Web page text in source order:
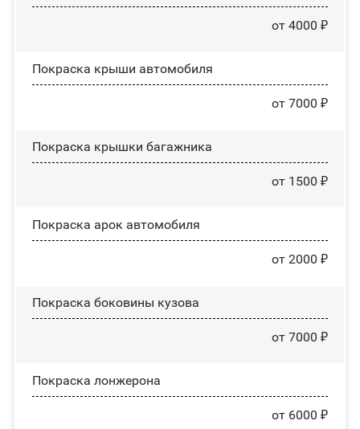
от 4000 ₽
Покраска крыши автомобиля
от 7000 ₽
Покраска крышки багажника
от 1500 ₽
Покраска арок автомобиля
от 2000 ₽
Покраска боковины кузова
от 7000 ₽
Покраска лонжерона
от 6000 ₽